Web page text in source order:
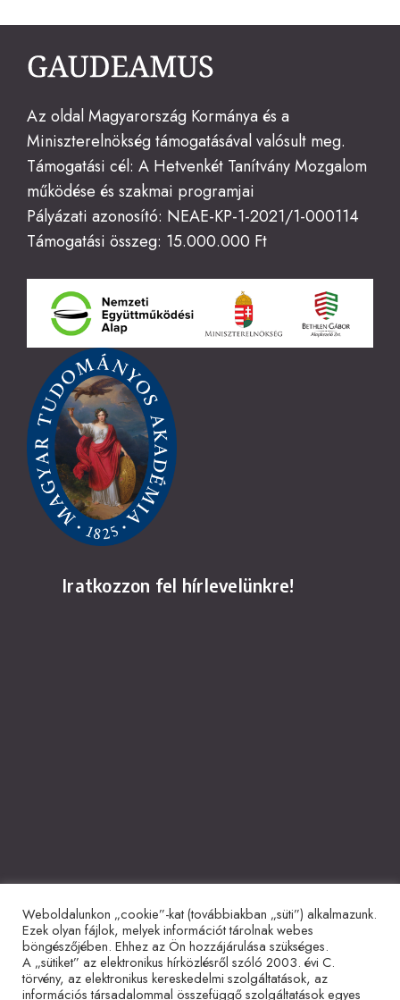
Az oldal Magyarország Kormánya és a
Miniszterelnökség támogatásával valósult meg.
Támogatási cél: A Hetvenkét Tanítvány Mozgalom
működése és szakmai programjai
Pályázati azonosító: NEAE-KP-1-2021/1-000114
Támogatási összeg: 15.000.000 Ft
Iratkozzon fel hírlevelünkre!
Együttműködő partnerek
Weboldalunkon „cookie”-kat (továbbiakban „süti”) alkalmazunk.
Ezek olyan fájlok, melyek információt tárolnak webes
böngészőjében. Ehhez az Ön hozzájárulása szükséges.
A „sütiket” az elektronikus hírközlésről szóló 2003. évi C.
törvény, az elektronikus kereskedelmi szolgáltatások, az
információs társadalommal összefüggő szolgáltatások egyes